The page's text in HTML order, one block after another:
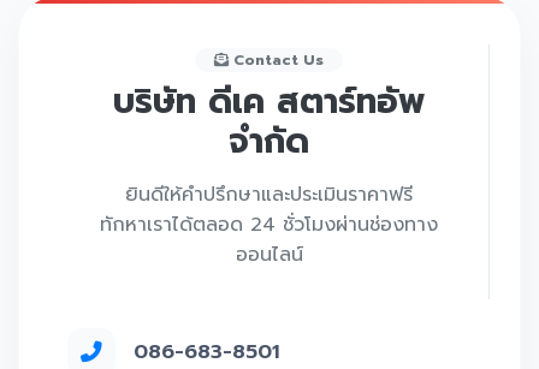
Contact Us
บริษัท ดีเค สตาร์ทอัพ
จำกัด
ยินดีให้คำปรึกษาและประเมินราคาฟรี
ทักหาเราได้ตลอด 24 ชั่วโมงผ่านช่องทาง
ออนไลน์
086-683-8501